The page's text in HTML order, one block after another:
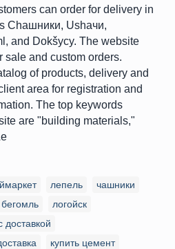
can order for delivery in
Chaшники, Ushaчи,
and Dokšycy. The website
sale and custom orders.
of products, delivery and
area for registration and
The top keywords
are "building materials,"
лепель
чашники
бегомль
логойск
доставкой
купить цемент